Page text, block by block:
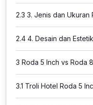
2.3 3. Jenis dan Ukuran
2.4 4. Desain dan
3 Roda 5 Inch vs Roda
3.1 Troli Hotel Roda 5